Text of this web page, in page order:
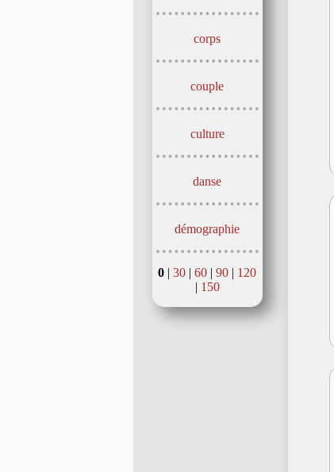
corps
couple
culture
danse
démographie
0 |30 |60 |90 | 120
| 150